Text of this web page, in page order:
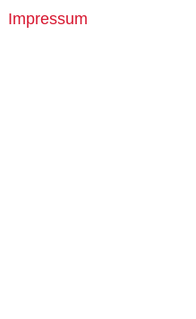
Impressum